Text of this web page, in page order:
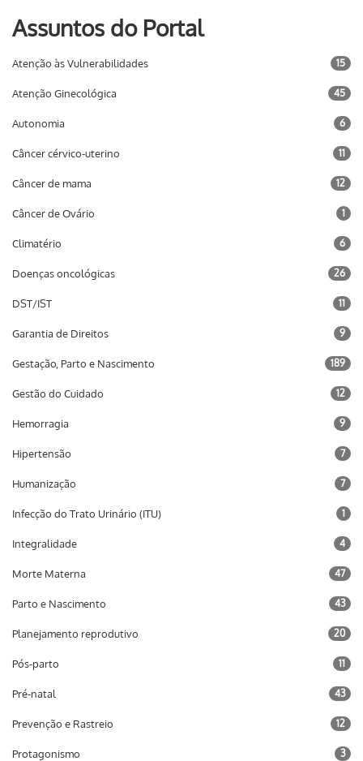
Assuntos do Portal
Atenção às Vulnerabilidades 15
Atenção Ginecológica 45
Autonomia 6
Câncer cérvico-uterino 11
Câncer de mama 12
Câncer de Ovário 1
Climatério 6
Doenças oncológicas 26
DST/IST 11
Garantia de Direitos 9
Gestação, Parto e Nascimento 189
Gestão do Cuidado 12
Hemorragia 9
Hipertensão 7
Humanização 7
Infecção do Trato Urinário (ITU) 1
Integralidade 4
Morte Materna 47
Parto e Nascimento 43
Planejamento reprodutivo 20
Pós-parto 11
Pré-natal 43
Prevenção e Rastreio 12
Protagonismo 3